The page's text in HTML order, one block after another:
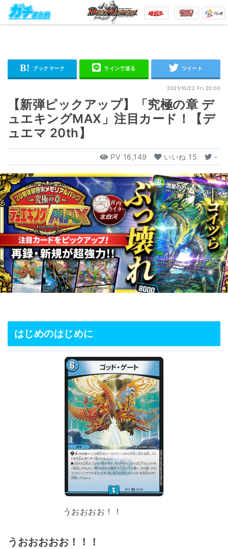
2021/10/22 Fri 20:00
【新弾ピックアップ】「究極の章 デ
ュエキングMAX」注目カード！【デ
ュエマ 20th】
PV 16,149 いいね 15 -
はじめのはじめに
うおおおお！！
うおおおおお！！！